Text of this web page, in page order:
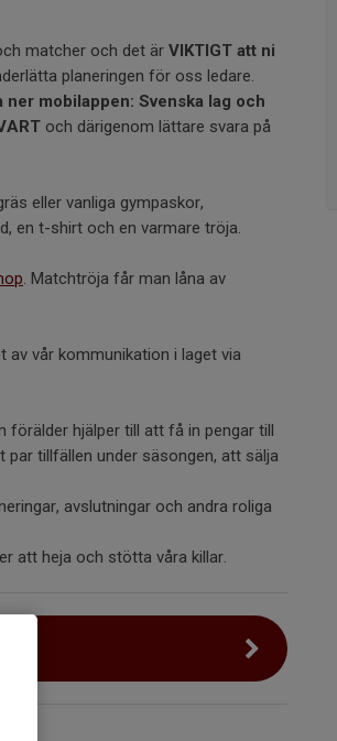
matcher och det är VIKTIGT att ni
planeringen för oss ledare.
ner mobilappen: Svenska lag och
och därigenom lättare svara på
eller vanliga gympaskor,
en t-shirt och en varmare tröja.
. Matchtröja får man låna av
av vår kommunikation i laget via
hjälper till att få in pengar till
tillfällen under säsongen, att sälja
avslutningar och andra roliga
att heja och stötta våra killar.